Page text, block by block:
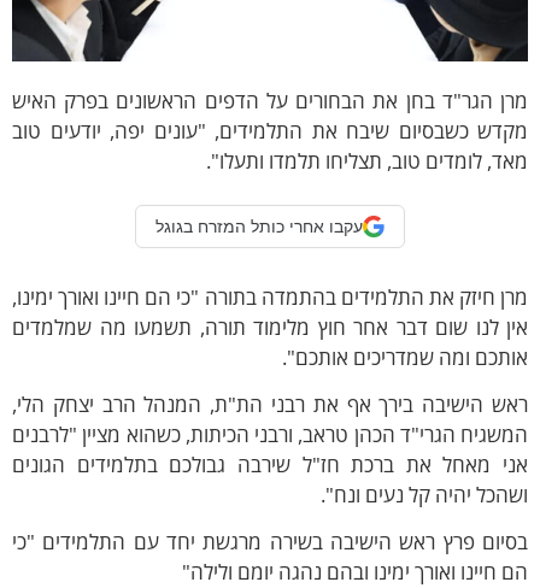
הגר"ד בחן את הבחורים על הדפים הראשונים בפרק האיש
כשבסיום שיבח את התלמידים, "עונים יפה, יודעים טוב
לומדים טוב, תצליחו תלמדו ותעלו".
עקבו אחרי כותל המזרח בגוגל
חיזק את התלמידים בהתמדה בתורה "כי הם חיינו ואורך ימינו,
לנו שום דבר אחר חוץ מלימוד תורה, תשמעו מה שמלמדים
ומה שמדריכים אותכם".
הישיבה בירך אף את רבני הת"ת, המנהל הרב יצחק הלי,
הגרי"ד הכהן טראב, ורבני הכיתות, כשהוא מציין "לרבנים
מאחל את ברכת חז"ל שירבה גבולכם בתלמידים הגונים
יהיה קל נעים ונח".
פרץ ראש הישיבה בשירה מרגשת יחד עם התלמידים "כי
חיינו ואורך ימינו ובהם נהגה יומם ולילה"